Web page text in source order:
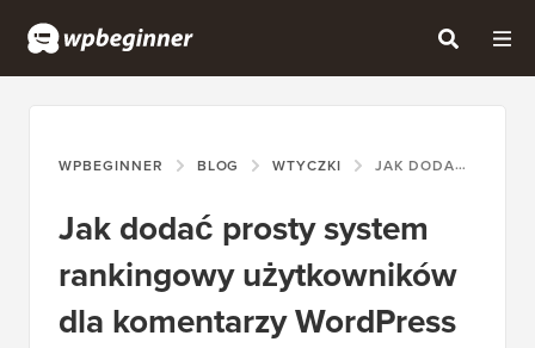
WPBEGINNER BLOG WTYCZKI JAK DODAĆ PROSTY SYSTEM RANKINGOWY UŻYTKOWNIKÓW DLA KOMENTARZY WORDPRESS
Jak dodać prosty system
rankingowy użytkowników
dla komentarzy WordPress